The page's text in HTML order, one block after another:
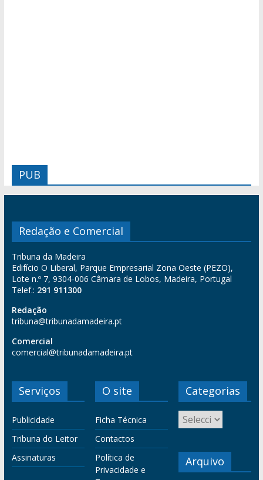
PUB
Redação e Comercial
Tribuna da Madeira
Edifício O Liberal, Parque Empresarial Zona Oeste (PEZO),
Lote n.º 7, 9304-006 Câmara de Lobos, Madeira, Portugal
Telef.: 291 911300
Redação
tribuna@tribunadamadeira.pt
Comercial
comercial@tribunadamadeira.pt
Serviços
Publicidade
Tribuna do Leitor
Assinaturas
O site
Ficha Técnica
Contactos
Política de
Privacidade e
Categorias
Arquivo